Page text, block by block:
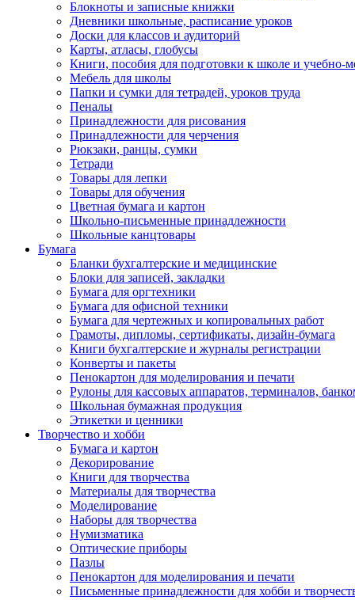
Блокноты и записные книжки
Дневники школьные, расписание уроков
Доски для классов и аудиторий
Карты, атласы, глобусы
Книги, пособия для подготовки к школе и учебно-
Мебель для школы
Папки и сумки для тетрадей, уроков труда
Пеналы
Принадлежности для рисования
Принадлежности для черчения
Рюкзаки, ранцы, сумки
Тетради
Товары для лепки
Товары для обучения
Цветная бумага и картон
Школьно-письменные принадлежности
Школьные канцтовары
Бумага
Бланки бухгалтерские и медицинские
Блоки для записей, закладки
Бумага для оргтехники
Бумага для офисной техники
Бумага для чертежных и копировальных работ
Грамоты, дипломы, сертификаты, дизайн-бумага
Книги бухгалтерские и журналы регистрации
Конверты и пакеты
Пенокартон для моделирования и печати
Рулоны для кассовых аппаратов, терминалов,
Школьная бумажная продукция
Этикетки и ценники
Творчество и хобби
Бумага и картон
Декорирование
Книги для творчества
Материалы для творчества
Моделирование
Наборы для творчества
Нумизматика
Оптические приборы
Пазлы
Пенокартон для моделирования и печати
Письменные принадлежности для хобби и